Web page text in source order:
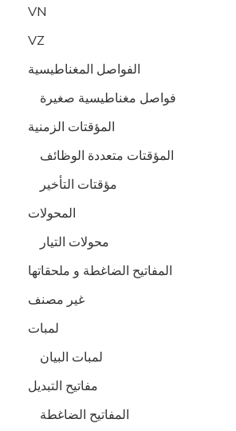
VN
VZ
الفواصل المغناطيسية
فواصل مغناطيسية صغيرة
المؤقتات الزمنية
المؤقتات متعددة الوظائف
مؤقتات التأخير
المحولات
محولات التيار
المفاتيح الضاغطة و ملحقاتها
غير مصنف
لمبات
لمبات البيان
مفاتيح التبديل
المفاتيح الضاغطة